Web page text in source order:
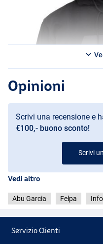
Opinioni
Scrivi una recensione e
€100,- buono sconto!
Scrivi
Vedi altro
Abu Garcia Felpa
Servizio Clienti